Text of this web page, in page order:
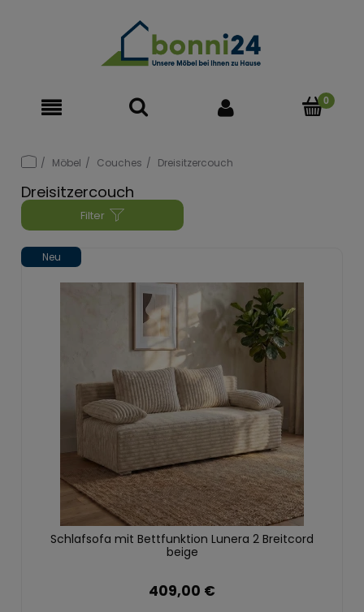
Möbel Couches Dreisitzercouch
Dreisitzercouch
Filter
Schlafsofa mit Bettfunktion Lunera 2 Breitcord
beige
409,00 €
Neu